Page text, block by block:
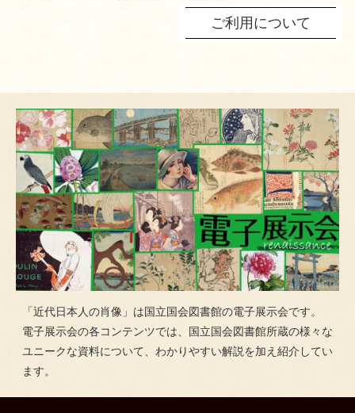
ご利用について
「近代日本人の肖像」は国立国会図書館の電子展示会です。
電子展示会の各コンテンツでは、国立国会図書館所蔵の様々な
ユニークな資料について、わかりやすい解説を加え紹介してい
ます。